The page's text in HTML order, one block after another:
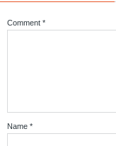
Comment *
Name *